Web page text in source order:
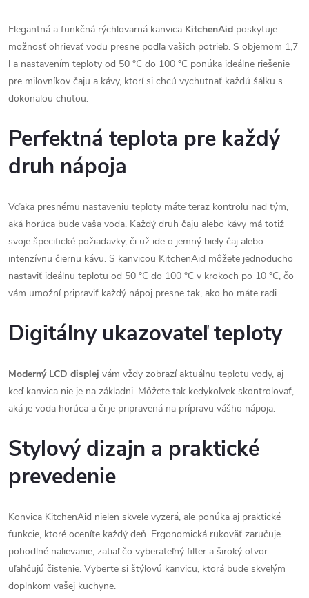
Elegantná a funkčná rýchlovarná kanvica KitchenAid poskytuje
možnosť ohrievať vodu presne podľa vašich potrieb. S objemom 1,7
l a nastavením teploty od 50 °C do 100 °C ponúka ideálne riešenie
pre milovníkov čaju a kávy, ktorí si chcú vychutnať každú šálku s
dokonalou chuťou.
Perfektná teplota pre každý
druh nápoja
Vďaka presnému nastaveniu teploty máte teraz kontrolu nad tým,
aká horúca bude vaša voda. Každý druh čaju alebo kávy má totiž
svoje špecifické požiadavky, či už ide o jemný biely čaj alebo
intenzívnu čiernu kávu. S kanvicou KitchenAid môžete jednoducho
nastaviť ideálnu teplotu od 50 °C do 100 °C v krokoch po 10 °C, čo
vám umožní pripraviť každý nápoj presne tak, ako ho máte radi.
Digitálny ukazovateľ teploty
Moderný LCD displej vám vždy zobrazí aktuálnu teplotu vody, aj
keď kanvica nie je na základni. Môžete tak kedykoľvek skontrolovať,
aká je voda horúca a či je pripravená na prípravu vášho nápoja.
Stylový dizajn a praktické
prevedenie
Konvica KitchenAid nielen skvele vyzerá, ale ponúka aj praktické
funkcie, ktoré oceníte každý deň. Ergonomická rukoväť zaručuje
pohodlné nalievanie, zatiaľ čo vyberateľný filter a široký otvor
uľahčujú čistenie. Vyberte si štýlovú kanvicu, ktorá bude skvelým
doplnkom vašej kuchyne.